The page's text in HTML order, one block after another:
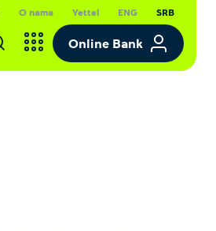
O nama Yettel ENG SRB
Online Bank